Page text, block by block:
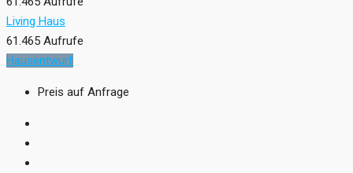
Living Haus
61.465 Aufrufe
Hausentwurf
Preis auf Anfrage